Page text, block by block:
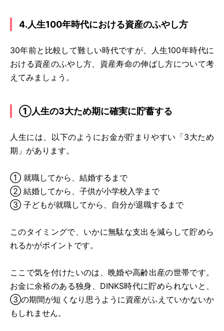
4.人生100年時代における資産のふやし方
30年前と比較して難しい時代ですが、人生100年時代に
おける資産のふやし方、資産寿命の伸ばし方について考
えてみましょう。
①人生の3大ため期に確実に貯蓄する
人生には、以下のようにお金が貯まりやすい「3大ため
期」があります。
① 就職してから、結婚するまで
② 結婚してから、子供が小学校入学まで
③ 子どもが就職してから、自分が退職するまで
このタイミングで、いかに無駄な支出を減らして貯めら
れるかがポイントです。
ここで気を付けたいのは、晩婚や高齢出産の世帯です。
お金に余裕のある独身、DINKS時代に貯められないと、
③の期間が短くなり思うように資産がふえていかないか
もしれません。